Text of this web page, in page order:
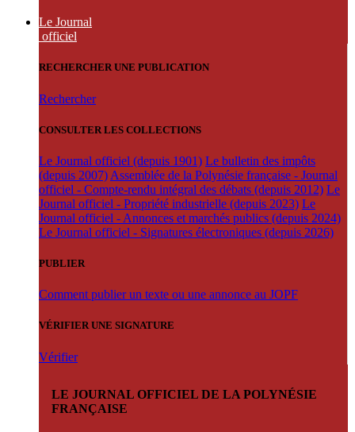
Le Journal
officiel
RECHERCHER UNE PUBLICATION
Rechercher
CONSULTER LES COLLECTIONS
Le Journal officiel (depuis 1901) Le bulletin des impôts
(depuis 2007) Assemblée de la Polynésie française - Journal
officiel - Compte-rendu intégral des débats (depuis 2012) Le
Journal officiel - Propriété industrielle (depuis 2023) Le
Journal officiel - Annonces et marchés publics (depuis 2024)
Le Journal officiel - Signatures électroniques (depuis 2026)
PUBLIER
Comment publier un texte ou une annonce au JOPF
VÉRIFIER UNE SIGNATURE
Vérifier
LE JOURNAL OFFICIEL DE LA POLYNÉSIE
FRANÇAISE